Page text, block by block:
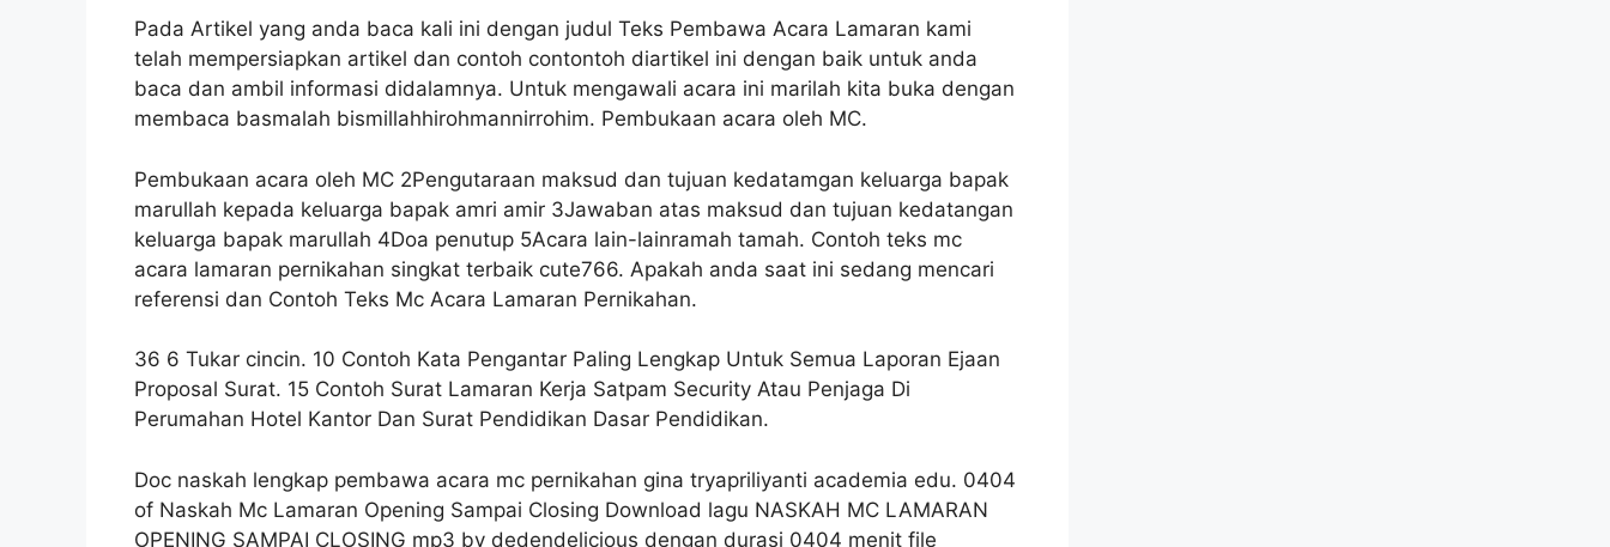
Pada Artikel yang anda baca kali ini dengan judul Teks Pembawa Acara Lamaran kami
telah mempersiapkan artikel dan contoh contontoh diartikel ini dengan baik untuk anda
baca dan ambil informasi didalamnya. Untuk mengawali acara ini marilah kita buka dengan
membaca basmalah bismillahhirohmannirrohim. Pembukaan acara oleh MC.
Pembukaan acara oleh MC 2Pengutaraan maksud dan tujuan kedatamgan keluarga bapak
marullah kepada keluarga bapak amri amir 3Jawaban atas maksud dan tujuan kedatangan
keluarga bapak marullah 4Doa penutup 5Acara lain-lainramah tamah. Contoh teks mc
acara lamaran pernikahan singkat terbaik cute766. Apakah anda saat ini sedang mencari
referensi dan Contoh Teks Mc Acara Lamaran Pernikahan.
36 6 Tukar cincin. 10 Contoh Kata Pengantar Paling Lengkap Untuk Semua Laporan Ejaan
Proposal Surat. 15 Contoh Surat Lamaran Kerja Satpam Security Atau Penjaga Di
Perumahan Hotel Kantor Dan Surat Pendidikan Dasar Pendidikan.
Doc naskah lengkap pembawa acara mc pernikahan gina tryapriliyanti academia edu. 0404
of Naskah Mc Lamaran Opening Sampai Closing Download lagu NASKAH MC LAMARAN
OPENING SAMPAI CLOSING mp3 by dedendelicious dengan durasi 0404 menit file